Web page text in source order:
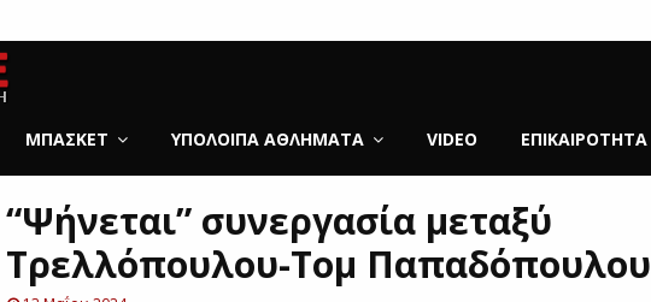
ΜΠΆΣΚΕΤ ΥΠΌΛΟΙΠΑ ΑΘΛΉΜΑΤΑ VIDEO ΕΠΙΚΑΙΡΌΤΗΤΑ
“Ψήνεται” συνεργασία μεταξύ
Τρελλόπουλου-Τομ Παπαδόπουλου